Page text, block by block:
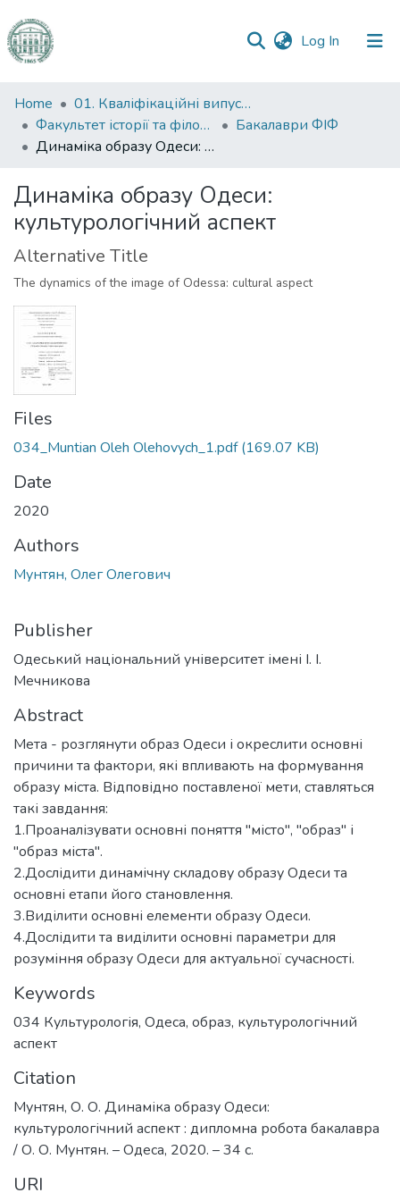
Log In (current)
Communities
&
Collections
Statistics
Home
01. Кваліфікаційні випускні роботи здобувачів вищої освіти
Факультет історії та філософії
Бакалаври ФІФ
Динаміка образу Одеси: культурологічний аспект
Динаміка образу Одеси:
культурологічний аспект
Alternative Title
The dynamics of the image of Odessa: cultural aspect
Files
034_Muntian Oleh Olehovych_1.pdf(169.07 KB)
Date
2020
Authors
Мунтян, Олег Олегович
Publisher
Одеський національний університет імені І. І.
Мечникова
Abstract
Мета - розглянути образ Одеси і окреслити основні
причини та фактори, які впливають на формування
образу міста. Відповідно поставленої мети, ставляться
такі завдання:
1.Проаналізувати основні поняття "місто", "образ" і
"образ міста".
2.Дослідити динамічну складову образу Одеси та
основні етапи його становлення.
3.Виділити основні елементи образу Одеси.
4.Дослідити та виділити основні параметри для
розуміння образу Одеси для актуальної сучасності.
Keywords
034 Культурологія, Одеса, образ, культурологічний
аспект
Citation
Мунтян, О. О. Динаміка образу Одеси:
культурологічний аспект : дипломна робота бакалавра
/ О. О. Мунтян. – Одеса, 2020. – 34 с.
URI